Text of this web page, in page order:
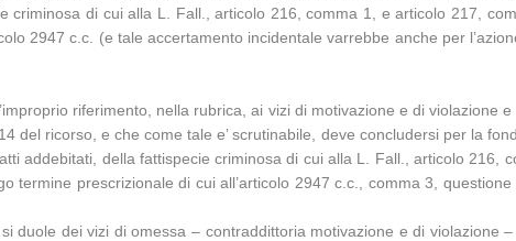
criminosa di cui alla L. Fall., articolo 216, comma 1, e articolo 217,
2947 c.c. (e tale accertamento incidentale varrebbe anche per
riferimento, nella rubrica, ai vizi di motivazione e di
del ricorso, e che come tale e’ scrutinabile, deve concludersi per la
addebitati, della fattispecie criminosa di cui alla L. Fall., articolo
termine prescrizionale di cui all’articolo 2947 c.c., comma 3,
duole dei vizi di omessa – contraddittoria motivazione e di